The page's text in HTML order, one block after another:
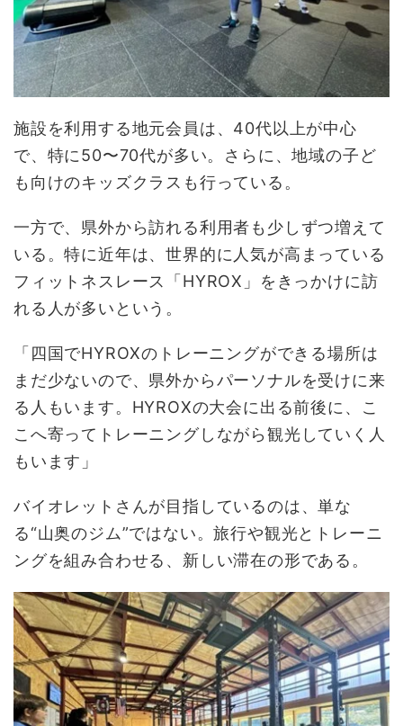
施設を利用する地元会員は、40代以上が中心
で、特に50〜70代が多い。さらに、地域の子ど
も向けのキッズクラスも行っている。
一方で、県外から訪れる利用者も少しずつ増えて
いる。特に近年は、世界的に人気が高まっている
フィットネスレース「HYROX」をきっかけに訪
れる人が多いという。
「四国でHYROXのトレーニングができる場所は
まだ少ないので、県外からパーソナルを受けに来
る人もいます。HYROXの大会に出る前後に、こ
こへ寄ってトレーニングしながら観光していく人
もいます」
バイオレットさんが目指しているのは、単な
る“山奥のジム”ではない。旅行や観光とトレーニ
ングを組み合わせる、新しい滞在の形である。